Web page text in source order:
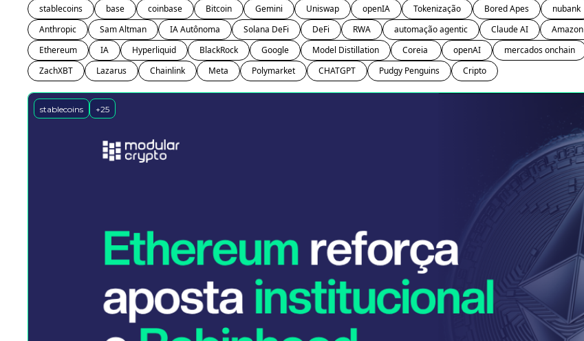
stablecoins base coinbase Bitcoin Gemini Uniswap openIA Tokenização Bored Apes nubank
Anthropic
Sam Altman IA Autônoma Solana DeFi DeFi RWA automação agentic Claude AI Amazon
Ethereum
IA Hyperliquid BlackRock Google Model Distillation openAI mercados onchain
ZachXBT
Lazarus Chainlink Meta Polymarket CHATGPT Pudgy Penguins Cripto
stablecoins +25